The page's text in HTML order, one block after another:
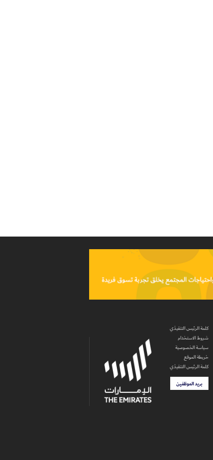
كلمة الرئيس التنفيذي
شروط الاستخدام
سياسة الخصوصية
خريطة الموقع
كلمة الرئيس التنفيذي
بريد الموظفين